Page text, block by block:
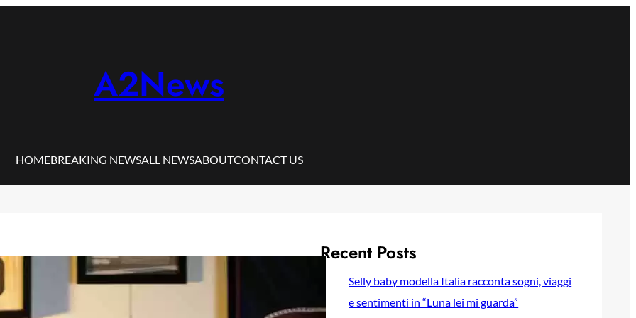
A2News
HOMEBREAKING NEWSALL NEWSABOUTCONTACT US
Recent Posts
Selly baby modella Italia racconta sogni, viaggi
e sentimenti in “Luna lei mi guarda”